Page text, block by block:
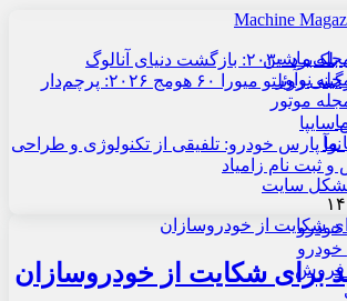
ماشین
نوآور
موتور
ما
مشکل سایت
فروش
دنیای آنالوگ
معرفی لامبورگینی روئلتو میورا ۶۰ هومج ۲۰۲۶: پرچم‌دار
پارس خودرو: تلفیقی از تکنولوژی و طراحی
ثبت نام زامیاد
برای شکایت از خودروسازان